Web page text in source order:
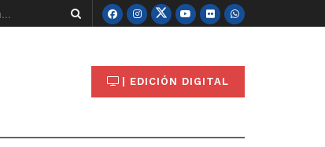
| EDICIÓN DIGITAL